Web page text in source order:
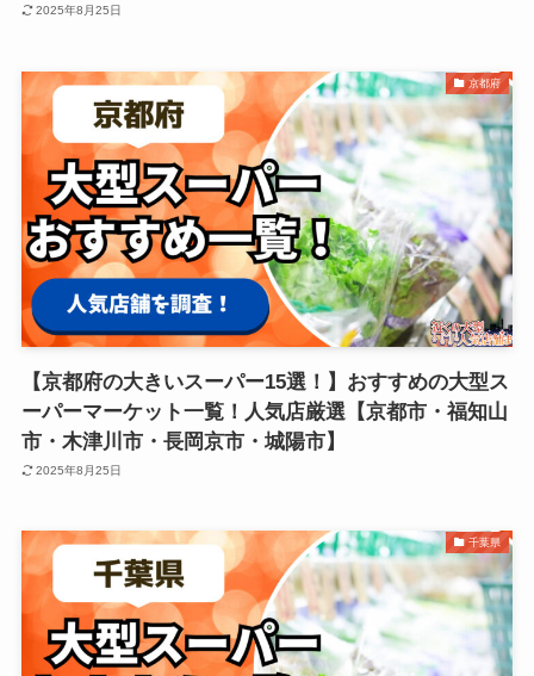
2025年8月25日
京都府
【京都府の大きいスーパー15選！】おすすめの大型ス
ーパーマーケット一覧！人気店厳選【京都市・福知山
市・木津川市・長岡京市・城陽市】
2025年8月25日
千葉県